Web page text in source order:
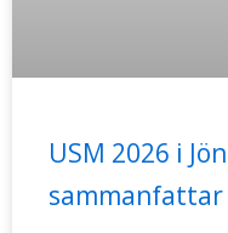
USM 2026 i